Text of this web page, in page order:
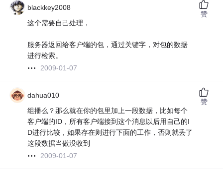
blackkey2008
这个需要自己处理，
服务器返回给客户端的包，通过关键字，对包的数据
进行检索。
2009-01-07
赞
dahua010
组播么？那么就在你的包里加上一段数据，比如每个
客户端的ID，所有客户端接到这个消息以后用自己的I
D进行比较，如果存在则进行下面的工作，否则就丢了
这段数据当做没收到
2009-01-07
赞